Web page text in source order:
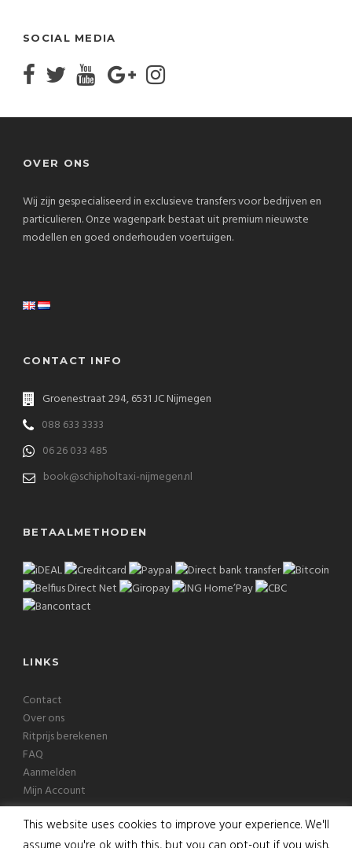
SOCIAL MEDIA
OVER ONS
Wij zijn gespecialiseerd in exclusieve transfers voor bedrijven en
particulieren. Onze wagenpark bestaat uit premium nieuwste
modellen en goed onderhouden voertuigen.
CONTACT INFO
Groenestraat 294, 6531 JC Nijmegen
088 633 3333
06 26 033 485
book@schipholtaxi-nijmegen.nl
BETAALMETHODEN
LINKS
Contact
Over ons
Ritprijs berekenen
FAQ
Aanmelden
Mijn Account
This website uses cookies to improve your experience. We'll